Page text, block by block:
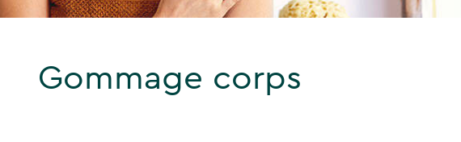
Gommage corps